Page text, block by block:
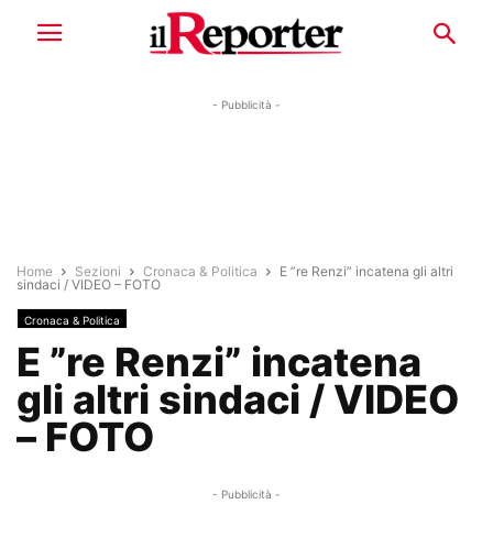
- Pubblicità -
Home Sezioni Cronaca & Politica
E ”re Renzi” incatena gli altri
sindaci / VIDEO – FOTO
Cronaca & Politica
E ”re Renzi” incatena
gli altri sindaci / VIDEO
– FOTO
- Pubblicità -